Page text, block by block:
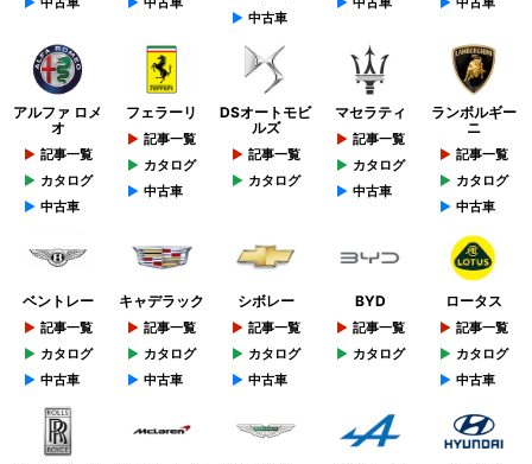
中古車
アルファ ロメ
オ
記事一覧
カタログ
中古車
フェラーリ
記事一覧
カタログ
中古車
DSオートモビ
ルズ
記事一覧
カタログ
マセラティ
記事一覧
カタログ
中古車
ランボルギー
ニ
記事一覧
カタログ
中古車
ベントレー
記事一覧
カタログ
中古車
キャデラック
記事一覧
カタログ
中古車
シボレー
記事一覧
カタログ
中古車
BYD
記事一覧
カタログ
ロータス
記事一覧
カタログ
中古車